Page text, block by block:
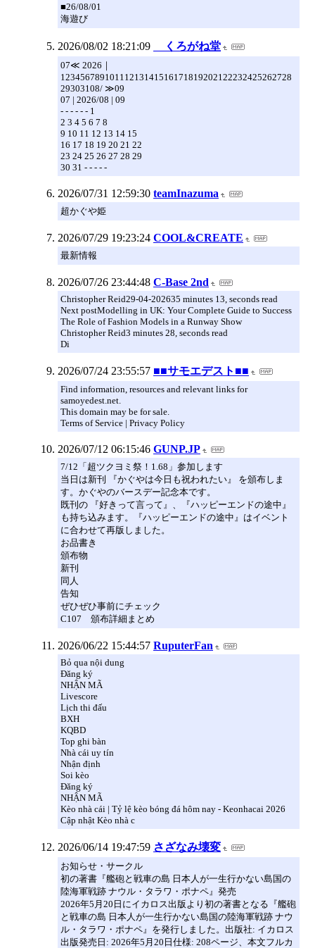
■26/08/01
海遊び
2026/08/02 18:21:09 くろがね堂
07≪ 2026｜
12345678910111213141516171819202122232425262728
29303108/ ≫09
07 | 2026/08 | 09
- - - - - - 1
2 3 4 5 6 7 8
9 10 11 12 13 14 15
16 17 18 19 20 21 22
23 24 25 26 27 28 29
30 31 - - - - -
2026/07/31 12:59:30 teamInazuma
超かぐや姫
2026/07/29 19:23:24 COOL&CREATE
最新情報
2026/07/26 23:44:48 C-Base 2nd
Christopher Reid29-04-202635 minutes 13, seconds read
Next postModelling in UK: Your Complete Guide to Success
The Role of Fashion Models in a Runway Show
Christopher Reid3 minutes 28, seconds read
Di
2026/07/24 23:55:57 ■■サモエデスト■■
Find information, resources and relevant links for
samoyedest.net.
This domain may be for sale.
Terms of Service | Privacy Policy
2026/07/12 06:15:46 GUNP.JP
7/12「超ツクヨミ祭！1.68」参加します
当日は新刊 『かぐやは今日も祝われたい』 を頒布しま
す。かぐやのバースデー記念本です。
既刊の 『好きって言って』、『ハッピーエンドの途中』
も持ち込みます。『ハッピーエンドの途中』はイベント
に合わせて再版しました。
お品書き
頒布物
新刊
同人
告知
ぜひぜひ事前にチェック
C107 頒布詳細まとめ
2026/06/22 15:44:57 RuputerFan
Bỏ qua nội dung
Đăng ký
NHẬN MÃ
Livescore
Lịch thi đấu
BXH
KQBD
Top ghi bàn
Nhà cái uy tín
Nhận định
Soi kèo
Đăng ký
NHẬN MÃ
Kèo nhà cái | Tỷ lệ kèo bóng đá hôm nay - Keonhacai 2026
Cập nhật Kèo nhà c
2026/06/14 19:47:59 さざなみ壊変
お知らせ・サークル
初の著書『艦砲と戦車の島 ⽇本⼈が⼀⽣⾏かない島国の
陸海軍戦跡 ナウル・タラワ・ポナペ』発売
2026年5月20日にイカロス出版より初の著書となる『艦砲
と戦車の島 ⽇本⼈が⼀⽣⾏かない島国の陸海軍戦跡 ナウ
ル・タラワ・ポナペ』を発行しました。出版社: イカロス
出版発売日: 2026年5月20日仕様: 208ページ、本文フルカ